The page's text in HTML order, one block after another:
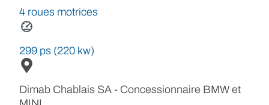
4 roues motrices
299 ps (220 kw)
Dimab Chablais SA - Concessionnaire BMW et